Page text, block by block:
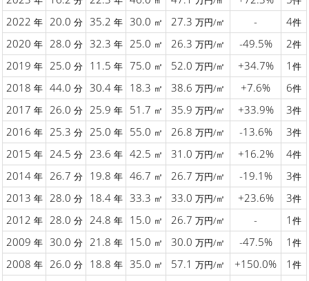
2022 年 20.0 分 35.2 年 30.0 ㎡ 27.3 万円/㎡ - 4件
2020 年 28.0 分 32.3 年 25.0 ㎡ 26.3 万円/㎡ -49.5% 2件
2019 年 25.0 分 11.5 年 75.0 ㎡ 52.0 万円/㎡ +34.7% 1 件
2018 年 44.0 分 30.4 年 18.3 ㎡ 38.6 万円/㎡ +7.6% 6件
2017 年 26.0 分 25.9 年 51.7 ㎡ 35.9 万円/㎡ +33.9% 3件
2016 年 25.3 分 25.0 年 55.0 ㎡ 26.8 万円/㎡ -13.6% 3件
2015 年 24.5 分 23.6 年 42.5 ㎡ 31.0 万円/㎡ +16.2% 4件
2014 年 26.7 分 19.8 年 46.7 ㎡ 26.7 万円/㎡ -19.1% 3件
2013 年 28.0 分 18.4 年 33.3 ㎡ 33.0 万円/㎡ +23.6% 3件
2012 年 28.0 分 24.8 年 15.0 ㎡ 26.7 万円/㎡ - 1 件
2009 年 30.0 分 21.8 年 15.0 ㎡ 30.0 万円/㎡ -47.5% 1 件
2008 年 26.0 分 18.8 年 35.0 ㎡ 57.1 万円/㎡ +150.0% 1 件